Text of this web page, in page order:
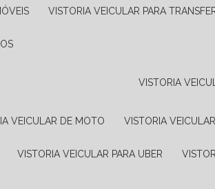
VISTORIA VEICULAR PARA
VISTORIA
VEICULAR DE MOTO VISTORIA
VISTORIA VEICULAR PARA UBER